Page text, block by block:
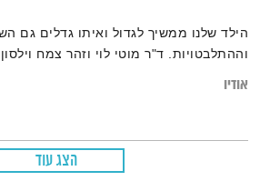
הילד שלנו ממשיך לגדול ואיתו גדלים גם
וההתלבטויות. ד"ר מוטי לוי וזהר צמח
אודיו
הצג עוד